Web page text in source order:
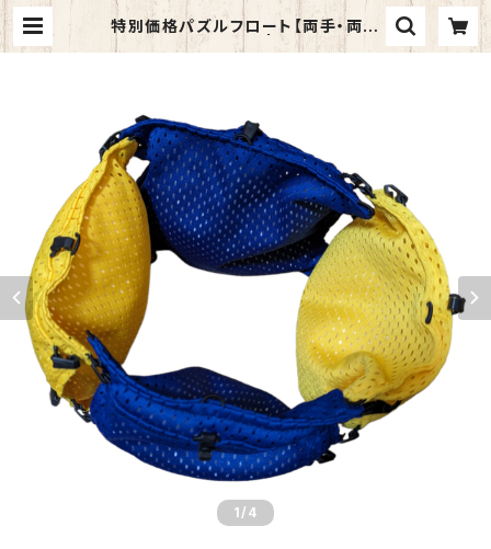
特別価格パズルフロート【両手・両足
サポートセット】4個 | 一般社団法人
1 /4